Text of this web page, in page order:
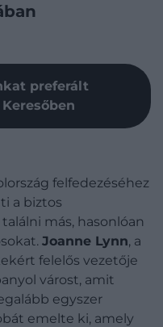
preferált
felfedezéséhez
a biztos
más, hasonlóan
Joanne Lynn, a
felelős vezetője
várost, amit
egyszer
emelte ki, amely